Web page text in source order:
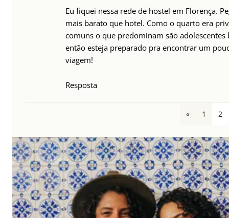
Eu fiquei nessa rede de hostel em Florença.
mais barato que hotel. Como o quarto era
comuns o que predominam são
então esteja preparado pra encontrar um
viagem!
Resposta
« 1 2